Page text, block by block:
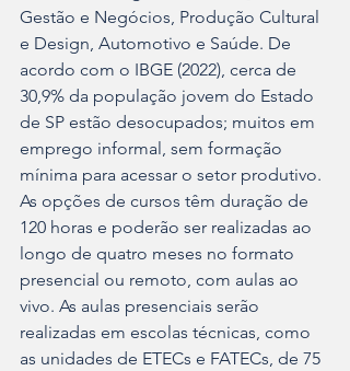
Gestão e Negócios, Produção Cultural
e Design, Automotivo e Saúde. De
acordo com o IBGE (2022), cerca de
30,9% da população jovem do Estado
de SP estão desocupados; muitos em
emprego informal, sem formação
mínima para acessar o setor produtivo.
As opções de cursos têm duração de
120 horas e poderão ser realizadas ao
longo de quatro meses no formato
presencial ou remoto, com aulas ao
vivo. As aulas presenciais serão
realizadas em escolas técnicas, como
as unidades de ETECs e FATECs, de 75